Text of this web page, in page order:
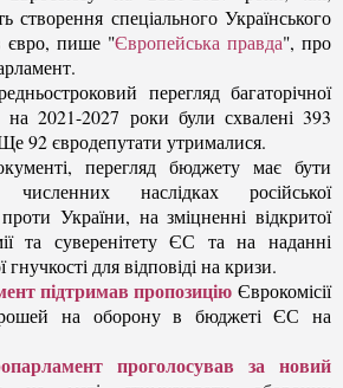
створення спеціального Українського
євро,пише "Європейська правда", про
перегляд багаторічної
на 2021-2027 роки були схвалені 393
92 євродепутати утрималися.
перегляд бюджету має бути
наслідках російської
України, на зміцненні відкритої
та суверенітету ЄС та на наданні
для відповіді на кризи.
підтримав пропозиціюЄврокомісії
на оборону в бюджеті ЄС на
проголосував за новий